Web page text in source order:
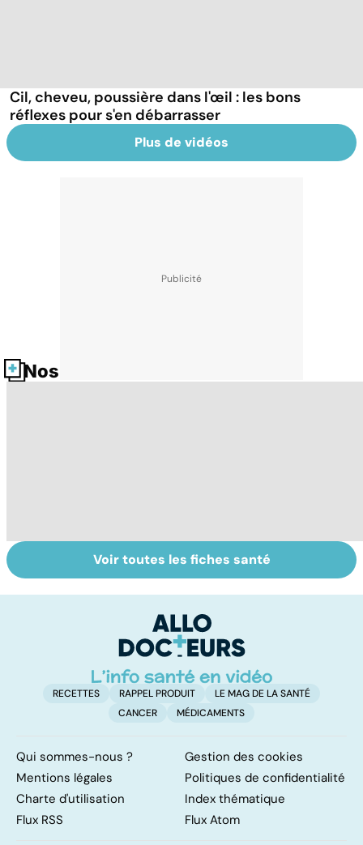
Cil, cheveu, poussière dans l'œil : les bons
réflexes pour s'en débarrasser
Plus de vidéos
Nos fiches santé
Suicide : prévenir
le passage à
Tout savoir sur le
cancer de la
Voir toutes les fiches santé
RECETTES RAPPEL PRODUIT
LE MAG DE LA SANTÉ
CANCER
MÉDICAMENTS
Qui sommes-nous ?
Gestion des cookies
Mentions légales
Politiques de confidentialité
Charte d'utilisation
Index thématique
Flux RSS
Flux Atom